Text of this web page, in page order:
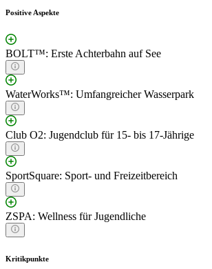
Positive Aspekte
BOLT™: Erste Achterbahn auf See
WaterWorks™: Umfangreicher Wasserpark
Club O2: Jugendclub für 15- bis 17-Jährige
SportSquare: Sport- und Freizeitbereich
ZSPA: Wellness für Jugendliche
Kritikpunkte